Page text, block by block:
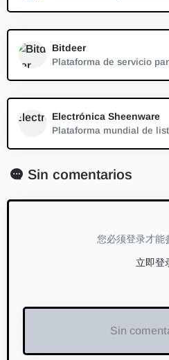
Bitdeer
Electrónica Sheenware
Sin comentarios
您必须登录才能
立即登
Sin